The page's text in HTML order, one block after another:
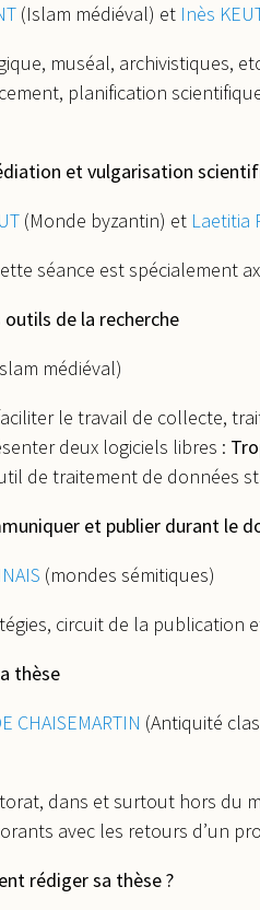
(Islam médiéval) et Inès
muséal, archivistiques,
planification
et vulgarisation
(Monde byzantin) et Laetitia
séance est spécialement
outils de la recherche
médiéval)
le travail de collecte,
deux logiciels libres :
de traitement de données
et publier durant le
(mondes sémitiques)
circuit de la publication
thèse
CHAISEMARTIN (Antiquité
dans et surtout hors du
avec les retours d’un
rédiger sa thèse ?